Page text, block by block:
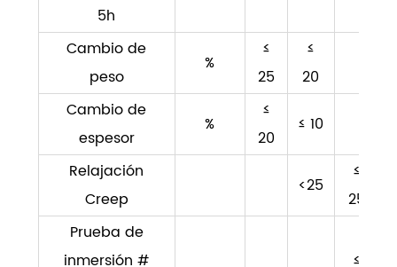
5h
Cambio de
peso
%
≤
25
≤
20
Cambio de
espesor
%
≤
20
≤ 10
Relajación
Creep
<25
≤
25
Prueba de
inmersión #
≤